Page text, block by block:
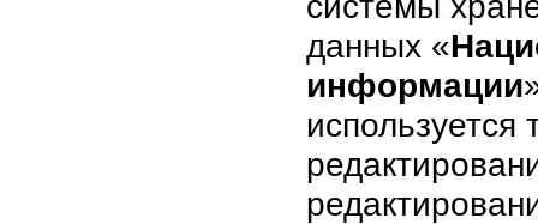
данных «
информации
используется